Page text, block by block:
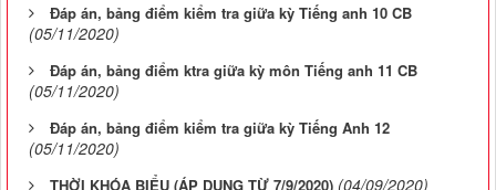
Đáp án, bảng điểm kiểm tra giữa kỳ Tiếng anh 10 CB
(05/11/2020)
Đáp án, bảng điểm ktra giữa kỳ môn Tiếng anh 11 CB
(05/11/2020)
Đáp án, bảng điểm kiểm tra giữa kỳ Tiếng Anh 12
(05/11/2020)
THỜI KHÓA BIỂU (ÁP DỤNG TỪ 7/9/2020) (04/09/2020)